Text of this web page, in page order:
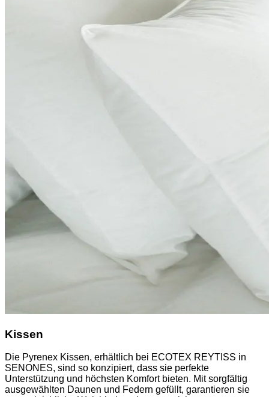
Kissen
Die Pyrenex Kissen, erhältlich bei ECOTEX REYTISS in
SENONES, sind so konzipiert, dass sie perfekte
Unterstützung und höchsten Komfort bieten. Mit sorgfältig
ausgewählten Daunen und Federn gefüllt, garantieren sie